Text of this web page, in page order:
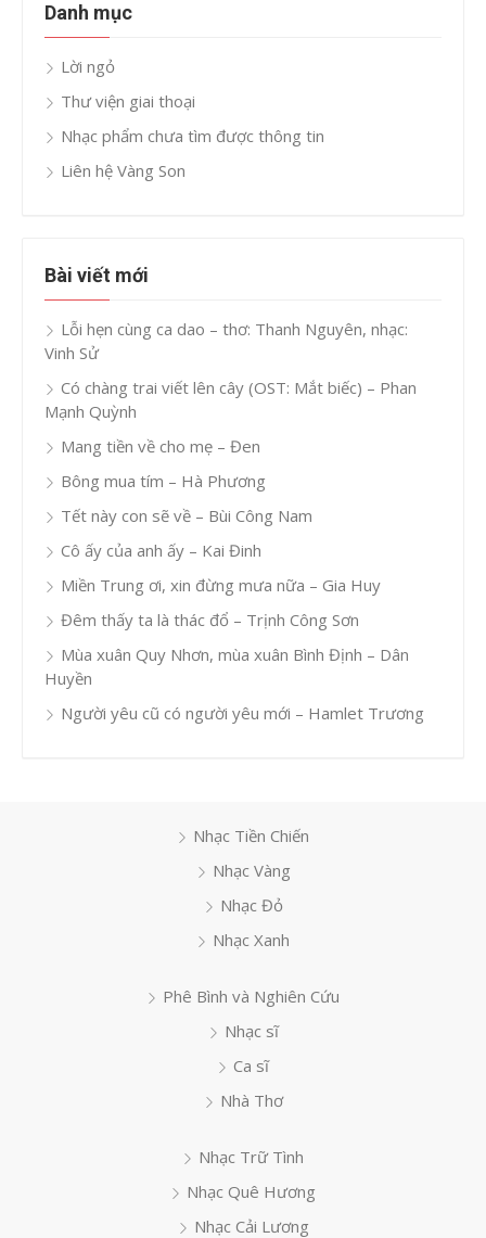
Danh mục
Lời ngỏ
Thư viện giai thoại
Nhạc phẩm chưa tìm được thông tin
Liên hệ Vàng Son
Bài viết mới
Lỗi hẹn cùng ca dao – thơ: Thanh Nguyên, nhạc:
Vinh Sử
Có chàng trai viết lên cây (OST: Mắt biếc) – Phan
Mạnh Quỳnh
Mang tiền về cho mẹ – Đen
Bông mua tím – Hà Phương
Tết này con sẽ về – Bùi Công Nam
Cô ấy của anh ấy – Kai Đinh
Miền Trung ơi, xin đừng mưa nữa – Gia Huy
Đêm thấy ta là thác đổ – Trịnh Công Sơn
Mùa xuân Quy Nhơn, mùa xuân Bình Định – Dân
Huyền
Người yêu cũ có người yêu mới – Hamlet Trương
Nhạc Tiền Chiến
Nhạc Vàng
Nhạc Đỏ
Nhạc Xanh
Phê Bình và Nghiên Cứu
Nhạc sĩ
Ca sĩ
Nhà Thơ
Nhạc Trữ Tình
Nhạc Quê Hương
Nhạc Cải Lương